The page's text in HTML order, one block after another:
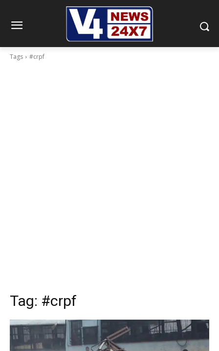
Tags #crpf
Tag: #crpf